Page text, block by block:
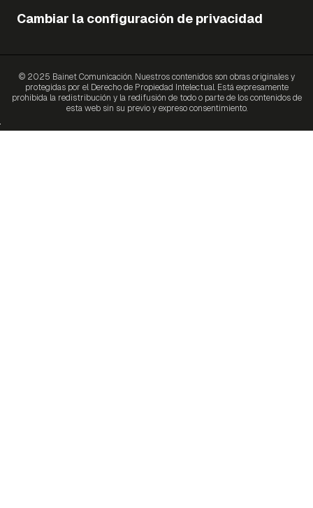
Cambiar la configuración de privacidad
© 2025 Bainet Comunicación. Nuestros contenidos son obras originales y
protegidas por el Derecho de Propiedad Intelectual. Está expresamente
prohibida la redistribución y la redifusión de todo o parte de los contenidos de
esta web sin su previo y expreso consentimiento.